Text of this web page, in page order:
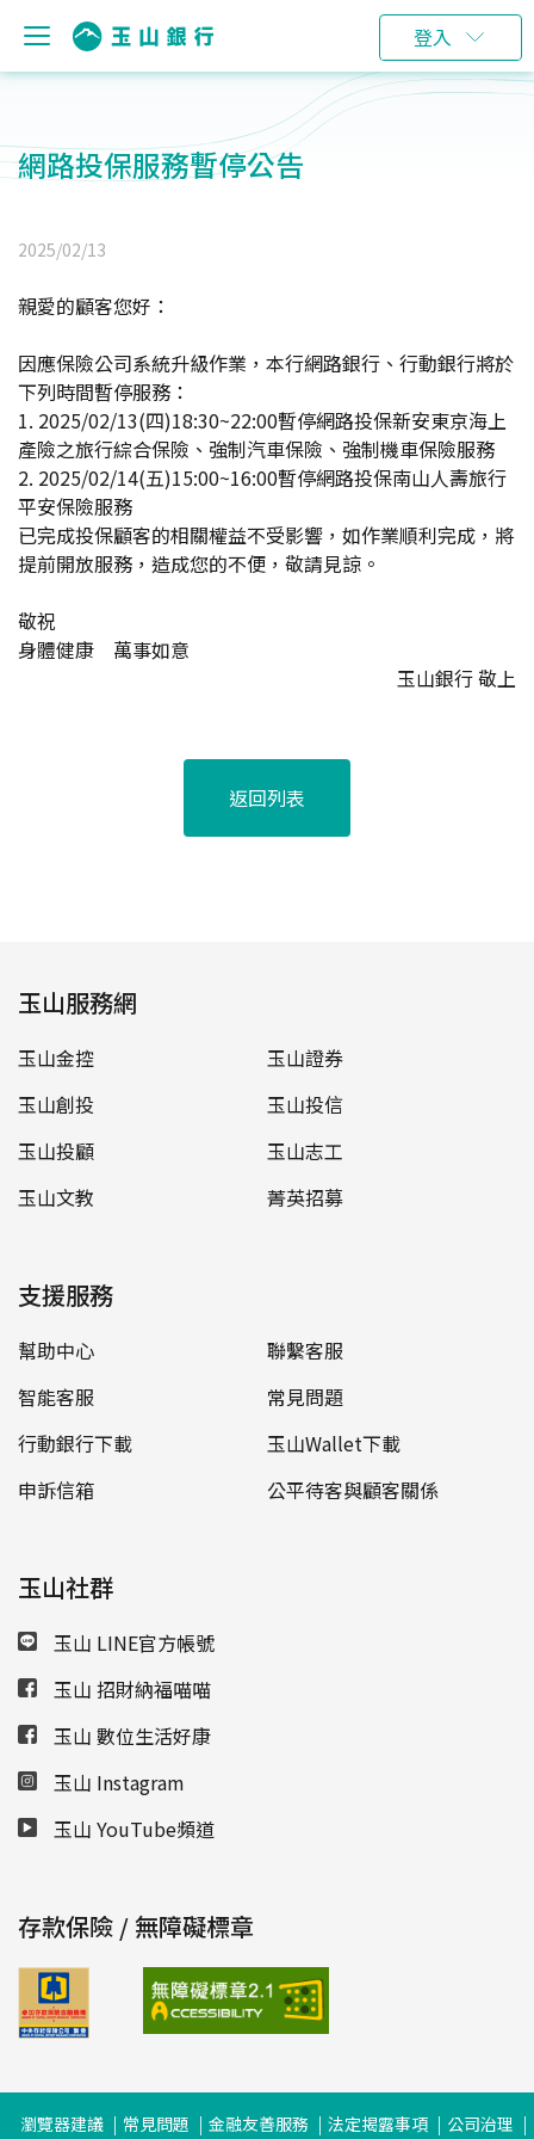
登入
網路投保服務暫停公告
2025/02/13
親愛的顧客您好：
因應保險公司系統升級作業，本行網路銀行、行動銀行將於
下列時間暫停服務：
1. 2025/02/13(四)18:30~22:00暫停網路投保新安東京海上
產險之旅行綜合保險、強制汽車保險、強制機車保險服務
2. 2025/02/14(五)15:00~16:00暫停網路投保南山人壽旅行
平安保險服務
已完成投保顧客的相關權益不受影響，如作業順利完成，將
提前開放服務，造成您的不便，敬請見諒。
敬祝
身體健康 萬事如意
玉山銀行 敬上
返回列表
玉山服務網
玉山金控
玉山證券
玉山創投
玉山投信
玉山投顧
玉山志工
玉山文教
菁英招募
支援服務
幫助中心
聯繫客服
智能客服
常見問題
行動銀行下載
玉山Wallet下載
申訴信箱
公平待客與顧客關係
玉山社群
玉山 LINE官方帳號
玉山 招財納福喵喵
玉山 數位生活好康
玉山 Instagram
玉山 YouTube頻道
存款保險 / 無障礙標章
瀏覽器建議 常見問題 金融友善服務 法定揭露事項 公司治理